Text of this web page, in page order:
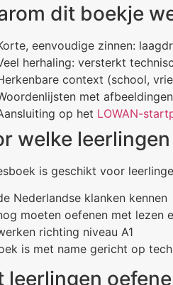
dit boekje
eenvoudige zinnen:
herhaling: versterkt
context (school,
met
op het LOWAN-
welke
is geschikt voor
Nederlandse klanken kennen
moeten oefenen met lezen
richting niveau A1
is met name gericht op
leerlingen